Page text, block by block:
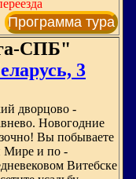
Программа тура
СПБ"
3
дворцово -
Новогодние
Вы побываете
Мире и по -
Витебске